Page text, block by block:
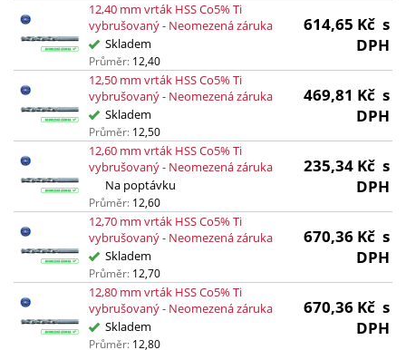
12,40 mm vrták HSS Co5% Ti
vybrušovaný - Neomezená záruka
Skladem
Průměr: 12,40
614,65 Kč s
DPH
12,50 mm vrták HSS Co5% Ti
vybrušovaný - Neomezená záruka
Skladem
Průměr: 12,50
469,81 Kč s
DPH
12,60 mm vrták HSS Co5% Ti
vybrušovaný - Neomezená záruka
Na poptávku
Průměr: 12,60
235,34 Kč s
DPH
12,70 mm vrták HSS Co5% Ti
vybrušovaný - Neomezená záruka
Skladem
Průměr: 12,70
670,36 Kč s
DPH
12,80 mm vrták HSS Co5% Ti
vybrušovaný - Neomezená záruka
Skladem
Průměr: 12,80
670,36 Kč s
DPH